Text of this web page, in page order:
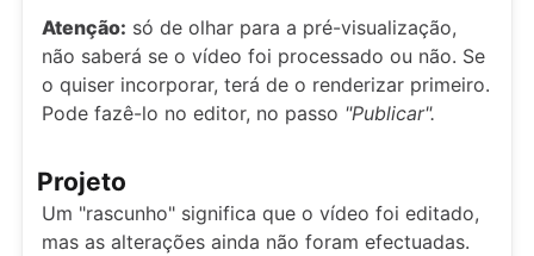
Atenção: só de olhar para a pré-visualização,
não saberá se o vídeo foi processado ou não. Se
o quiser incorporar, terá de o renderizar primeiro.
Pode fazê-lo no editor, no passo "Publicar".
Projeto
Um "rascunho" significa que o vídeo foi editado,
mas as alterações ainda não foram efectuadas.